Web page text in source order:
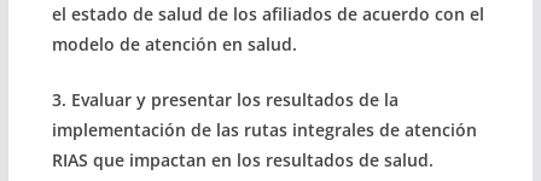
el estado de salud de los afiliados de acuerdo con el
modelo de atención en salud.
3. Evaluar y presentar los resultados de la
implementación de las rutas integrales de atención
RIAS que impactan en los resultados de salud.